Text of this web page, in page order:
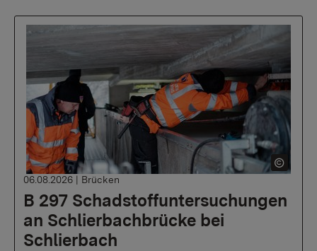
B 297 Schadstoffuntersuchungen
an Schlierbachbrücke bei
Schlierbach
06.08.2026 | Brücken